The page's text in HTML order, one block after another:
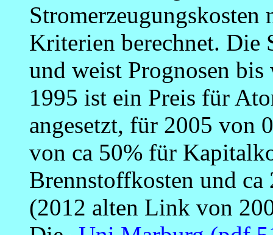
Kriterien berechnet. Die
und weist Prognosen
1995 ist ein Preis für
angesetzt, für 2005
von ca 50% für
Brennstoffkosten und
(2012 alten Link von